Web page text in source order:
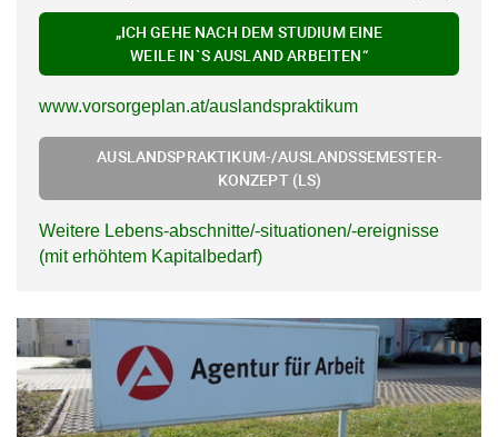
„ICH GEHE NACH DEM STUDIUM EINE
WEILE IN`S AUSLAND ARBEITEN“
www.vorsorgeplan.at/auslandspraktikum
AUSLANDSPRAKTIKUM-/AUSLANDSSEMESTER-
KONZEPT (LS)
Weitere Lebens-abschnitte/-situationen/-ereignisse
(mit erhöhtem Kapitalbedarf)